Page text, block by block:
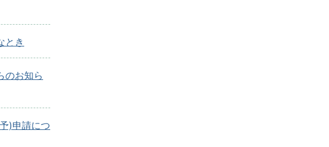
とき
のお知ら
)申請につ